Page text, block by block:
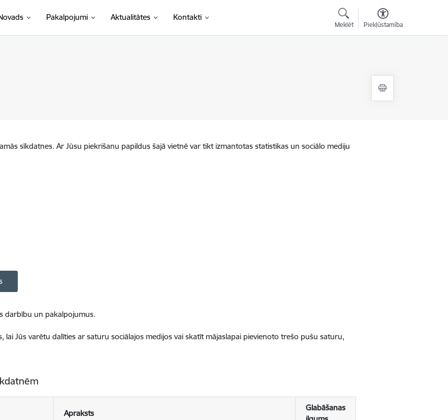
Pakalpojumi Aktualitātes Kontakti
Meklēt Piekļūstamība
sīkdatnes. Ar Jūsu piekrišanu papildus šajā vietnē var tikt izmantotas statistikas un sociālo mediju
darbību un pakalpojumus.
Jūs varētu dalīties ar saturu sociālajos medijos vai skatīt mājaslapai pievienoto trešo pušu saturu,
Apraksts
Glabāšanas